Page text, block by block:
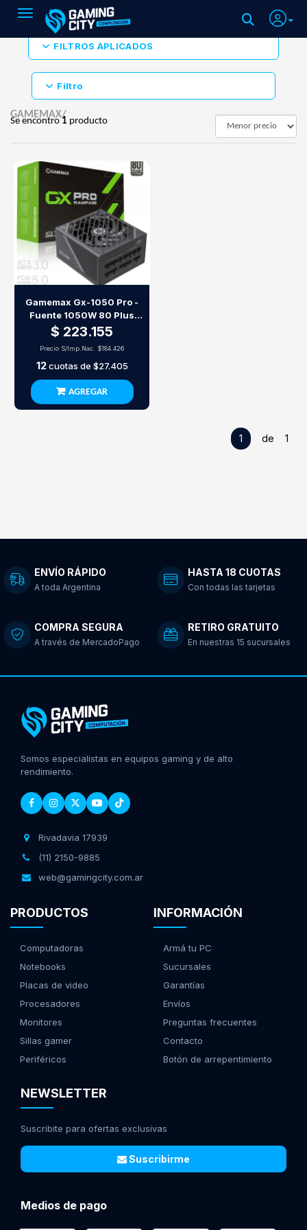
Toggle navigation
FILTROS APLICADOS
Filtro
GAMEMAX/
Se encontro 1 producto
Gamemax Gx-1050 Pro -
Fuente 1050W 80 Plus
Platinum
$ 223.155
Precio S/Imp.Nac. $184.426
12cuotas de $27.405
AGREGAR
1 de 1
ENVÍO RÁPIDO
A toda Argentina
HASTA 18 CUOTAS
Con todas las tarjetas
COMPRA SEGURA
A través de MercadoPago
RETIRO GRATUITO
En nuestras 15 sucursales
Somos especialistas en equipos gaming y de alto
rendimiento.
Rivadavia 17939
(11) 2150-9885
web@gamingcity.com.ar
PRODUCTOS
Computadoras
Notebooks
Placas de video
Procesadores
Monitores
Sillas gamer
Periféricos
INFORMACIÓN
Armá tu PC
Sucursales
Garantías
Envíos
Preguntas frecuentes
Contacto
Botón de arrepentimiento
NEWSLETTER
Suscribite para ofertas exclusivas
Suscribirme
Medios de pago